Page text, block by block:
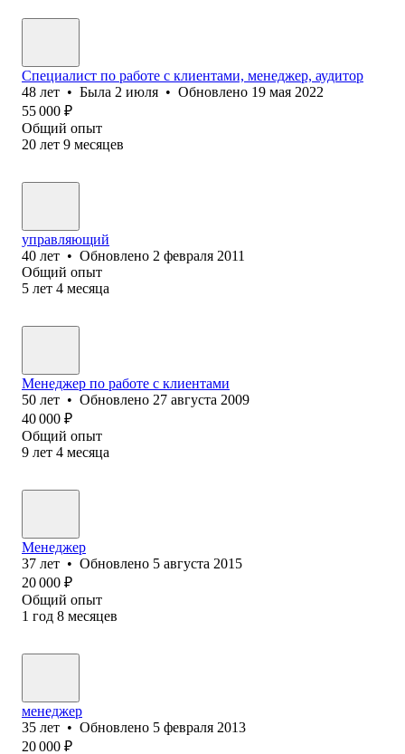
Специалист по работе с клиентами, менеджер, аудитор
48 лет • Была 2 июля • Обновлено 19 мая 2022
55 000 ₽
Общий опыт
20 лет 9 месяцев
управляющий
40 лет • Обновлено 2 февраля 2011
Общий опыт
5 лет 4 месяца
Менеджер по работе с клиентами
50 лет • Обновлено 27 августа 2009
40 000 ₽
Общий опыт
9 лет 4 месяца
Менеджер
37 лет • Обновлено 5 августа 2015
20 000 ₽
Общий опыт
1 год 8 месяцев
менеджер
35 лет • Обновлено 5 февраля 2013
20 000 ₽